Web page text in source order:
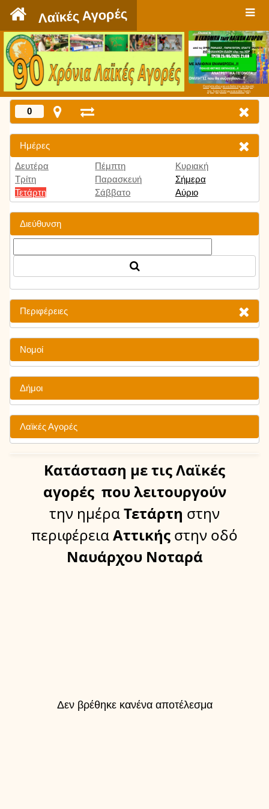
Λαϊκές Αγορές
Πατήστε εδώ για να δείτε την εκπομπή
την Τρίτη 9:00 μμ και κάθε Τρίτη
0
Ημέρες
Δευτέρα
Τρίτη
Τετάρτη
Πέμπτη
Παρασκευή
Σάββατο
Κυριακή
Σήμερα
Αύριο
Διεύθυνση
Περιφέρειες
Νομοί
Δήμοι
Λαϊκές Αγορές
Κατάσταση με τις Λαϊκές
αγορές που λειτουργούν
την ημέραΤετάρτη στην
περιφέρειαΑττικής στην οδό
Ναυάρχου Νοταρά
Δεν βρέθηκε κανένα αποτέλεσμα